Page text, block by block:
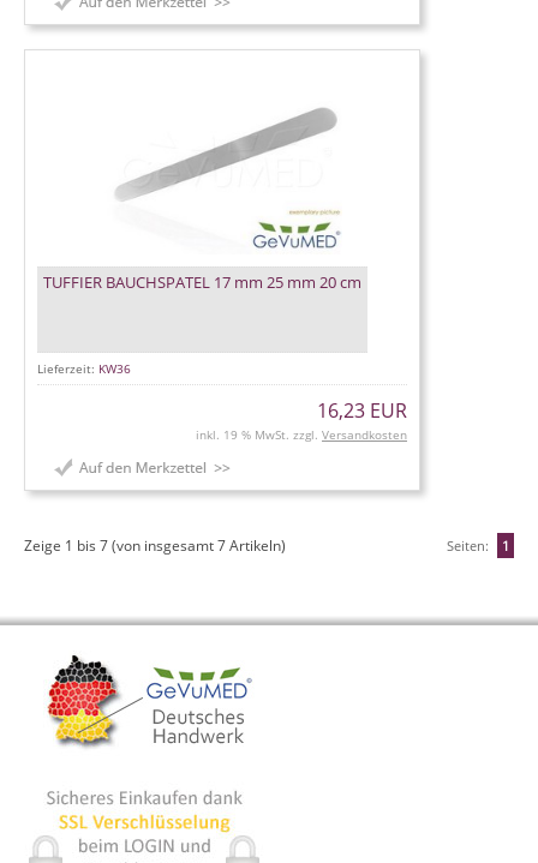
TUFFIER BAUCHSPATEL 17 mm 25 mm 20 cm
Lieferzeit: KW36
16,23 EUR
inkl. 19 % MwSt. zzgl. Versandkosten
Zeige 1 bis 7(von insgesamt7Artikeln) Seiten: 1